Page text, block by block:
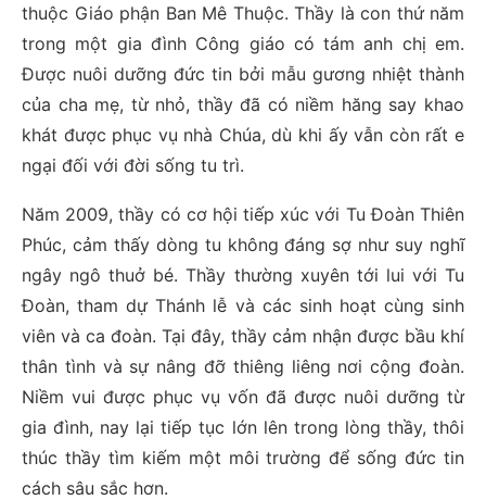
thuộc Giáo phận Ban Mê Thuộc. Thầy là con thứ năm
trong một gia đình Công giáo có tám anh chị em.
Được nuôi dưỡng đức tin bởi mẫu gương nhiệt thành
của cha mẹ, từ nhỏ, thầy đã có niềm hăng say khao
khát được phục vụ nhà Chúa, dù khi ấy vẫn còn rất e
ngại đối với đời sống tu trì.
Năm 2009, thầy có cơ hội tiếp xúc với Tu Đoàn Thiên
Phúc, cảm thấy dòng tu không đáng sợ như suy nghĩ
ngây ngô thuở bé. Thầy thường xuyên tới lui với Tu
Đoàn, tham dự Thánh lễ và các sinh hoạt cùng sinh
viên và ca đoàn. Tại đây, thầy cảm nhận được bầu khí
thân tình và sự nâng đỡ thiêng liêng nơi cộng đoàn.
Niềm vui được phục vụ vốn đã được nuôi dưỡng từ
gia đình, nay lại tiếp tục lớn lên trong lòng thầy, thôi
thúc thầy tìm kiếm một môi trường để sống đức tin
cách sâu sắc hơn.